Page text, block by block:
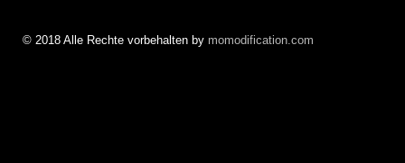
© 2018 Alle Rechte vorbehalten by momodification.com